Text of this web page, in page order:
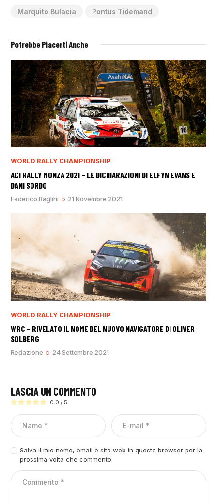
Marquito Bulacia Pontus Tidemand
Potrebbe Piacerti Anche
WORLD RALLY CHAMPIONSHIP
ACI RALLY MONZA 2021 – LE DICHIARAZIONI DI ELFYN EVANS E
DANI SORDO
Federico Baglini 21 Novembre 2021
WORLD RALLY CHAMPIONSHIP
WRC – RIVELATO IL NOME DEL NUOVO NAVIGATORE DI OLIVER
SOLBERG
Redazione 24 Settembre 2021
LASCIA UN COMMENTO
0.0 / 5
Salva il mio nome, email e sito web in questo browser per la
prossima volta che commento.